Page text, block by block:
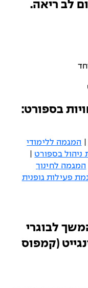
לב ריאה.
בספורט:
המגמה ללימודי
ניהול בספורט
המגמה לחינוך
פעילות גופנית
לבוגרי
(קמפוס